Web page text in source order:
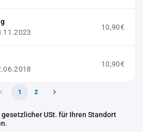
10,90€
10,90€
1 2
gesetzlicher USt. für Ihren Standort